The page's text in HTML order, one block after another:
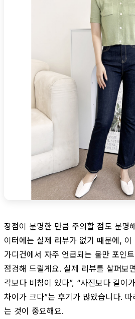
장점이 분명한 만큼 주의할 점도 분명
이터에는 실제 리뷰가 없기 때문에,
가디건에서 자주 언급되는 불만 포인
점검해 드릴게요. 실제 리뷰를 살펴보
각보다 비침이 있다”, “사진보다 길이
차이가 크다”는 후기가 많았습니다.
는 것이 중요해요.